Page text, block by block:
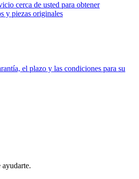
cerca de usted para obtener
y piezas originales
el plazo y las condiciones para su
ayudarte.